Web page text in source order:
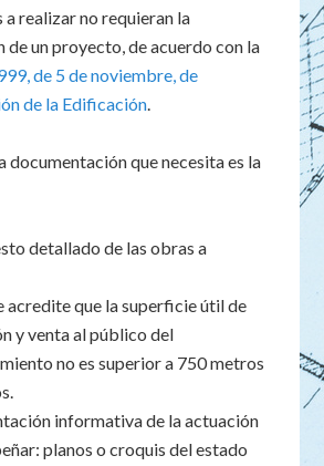
a realizar no requieran la
de un proyecto, de acuerdo con la
de 5 de noviembre, de
de la Edificación.
documentación que necesita es la
detallado de las obras a
acredite que la superficie útil de
y venta al público del
no es superior a 750 metros
informativa de la actuación
planos o croquis del estado